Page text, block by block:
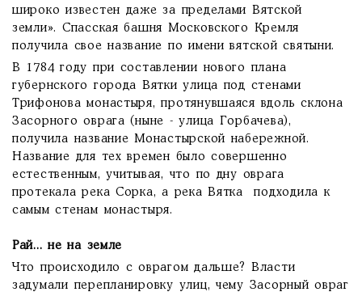
широко известен даже за пределами Вятской
земли». Спасская башня Московского Кремля
получила свое название по имени вятской святыни.
В 1784 году при составлении нового плана
губернского города Вятки улица под стенами
Трифонова монастыря, протянувшаяся вдоль склона
Засорного оврага (ныне - улица Горбачева),
получила название Монастырской набережной.
Название для тех времен было совершенно
естественным, учитывая, что по дну оврага
протекала река Сорка, а река Вятка подходила к
самым стенам монастыря.
Рай... не на земле
Что происходило с оврагом дальше? Власти
задумали перепланировку улиц, чему Засорный овраг